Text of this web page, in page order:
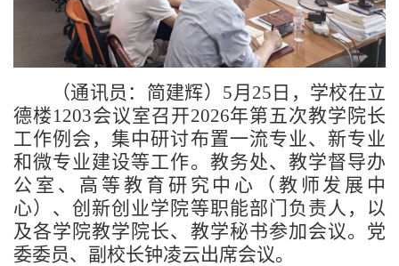
（通讯员：简建辉） 5月25日，学校在立
德楼1203会议室召开2026年第五次教学院长
工作例会，集中研讨布置一流专业、新专业
和微专业建设等工作。教务处、教学督导办
公室、高等教育研究中心（教师发展中
心）、创新创业学院等职能部门负责人，以
及各学院教学院长、教学秘书参加会议。党
委委员、副校长钟凌云出席会议。